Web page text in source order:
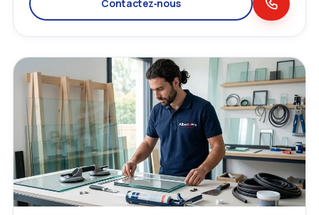
Contactez‑nous